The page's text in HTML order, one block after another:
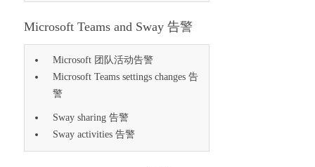
Microsoft Teams and Sway 告警
Microsoft 团队活动告警
Microsoft Teams settings changes 告
警
Sway sharing 告警
Sway activities 告警